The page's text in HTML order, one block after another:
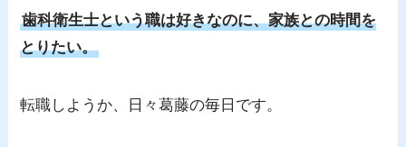
歯科衛生士という職は好きなのに、家族との時間を
とりたい。
転職しようか、日々葛藤の毎日です。